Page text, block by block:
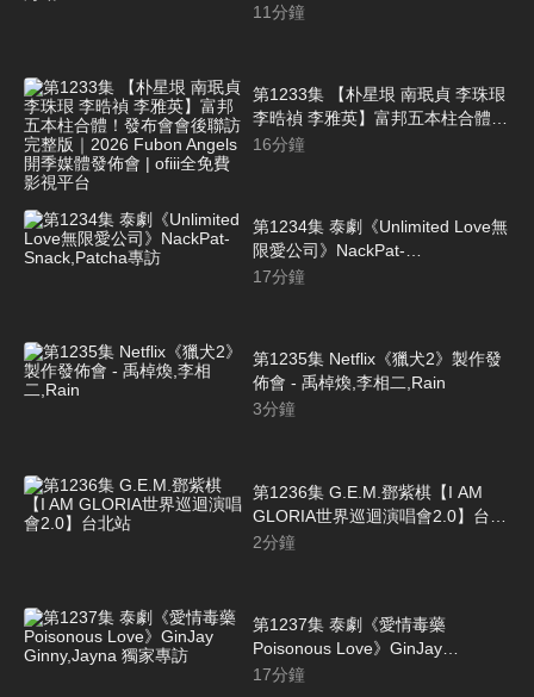
11分鐘
第1233集 【朴星垠 南珉貞 李珠珢
李晧禎 李雅英】富邦五本柱合體！
發布會會後聯訪完整版｜2026
16分鐘
第1234集 泰劇《Unlimited Love無
限愛公司》NackPat-
Snack,Patcha專訪
17分鐘
第1235集 Netflix《獵犬2》製作發
佈會 - 禹棹煥,李相二,Rain
3分鐘
第1236集 G.E.M.鄧紫棋【I AM
GLORIA世界巡迴演唱會2.0】台北
站
2分鐘
第1237集 泰劇《愛情毒藥
Poisonous Love》GinJay
Ginny,Jayna 獨家專訪
17分鐘